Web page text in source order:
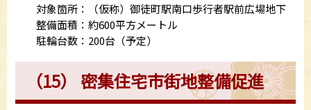
対象箇所：（仮称）御徒町駅南口歩行者駅前広場地下
整備面積：約600平方メートル
駐輪台数：200台（予定）
（15） 密集住宅市街地整備促進